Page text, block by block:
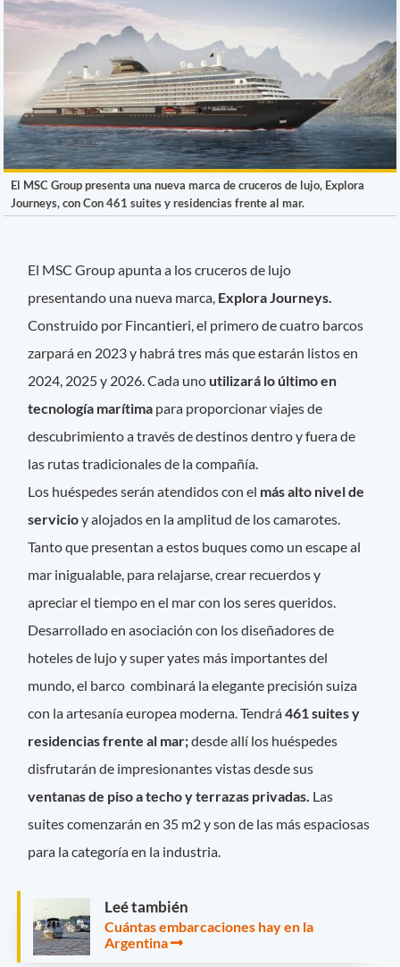
El MSC Group presenta una nueva marca de cruceros de lujo, Explora
Journeys, con Con 461 suites y residencias frente al mar.
El MSC Group apunta a los cruceros de lujo
presentando una nueva marca, Explora Journeys.
Construido por Fincantieri, el primero de cuatro barcos
zarpará en 2023 y habrá tres más que estarán listos en
2024, 2025 y 2026. Cada uno utilizará lo último en
tecnología marítima para proporcionar viajes de
descubrimiento a través de destinos dentro y fuera de
las rutas tradicionales de la compañía.
Los huéspedes serán atendidos con el más alto nivel de
servicioy alojados en la amplitud de los camarotes.
Tanto que presentan a estos buques como un escape al
mar inigualable, para relajarse, crear recuerdos y
apreciar el tiempo en el mar con los seres queridos.
Desarrollado en asociación con los diseñadores de
hoteles de lujo y super yates más importantes del
mundo, el barco combinará la elegante precisión suiza
con la artesanía europea moderna. Tendrá461 suites y
residencias frente al mar;desde allí los huéspedes
disfrutarán de impresionantes vistas desde sus
ventanas de piso a techo y terrazas privadas. Las
suites comenzarán en 35 m2 y son de las más espaciosas
para la categoría en la industria.
Leé también
Cuántas embarcaciones hay en la
Argentina